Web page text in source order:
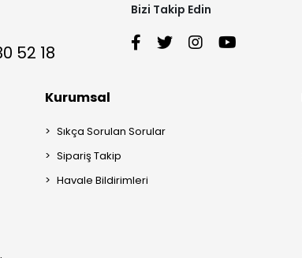
52 18
Bizi Takip Edin
Kurumsal
Sıkça Sorulan Sorular
Sipariş Takip
Havale Bildirimleri